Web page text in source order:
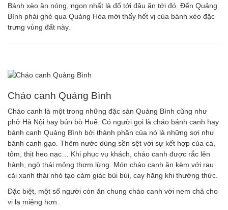
Bánh xèo ăn nóng, ngon nhất là đổ tới đâu ăn tới đó. Đến Quảng
Bình phải ghé qua Quảng Hòa mới thấy hết vị của bánh xèo đặc
trưng vùng đất này.
Cháo canh Quảng Bình
Cháo canh là một trong những đặc sản Quảng Bình cũng như
phở Hà Nội hay bún bò Huế. Có người gọi là cháo bánh canh hay
bánh canh Quảng Bình bởi thành phần của nó là những sợi như
bánh canh gạo. Thêm nước dùng sền sệt với sự kết hợp của cá,
tôm, thịt heo nạc… Khi phục vụ khách, cháo canh được rắc lên
hành, ngò thái mỏng thơm lừng. Món cháo canh ăn kèm với rau
cải xanh thái nhỏ tạo cảm giác bùi bùi, cay hăng khi thưởng thức.
Đặc biệt, một số người còn ăn chung cháo canh với nem chả cho
vị lạ miệng hơn.